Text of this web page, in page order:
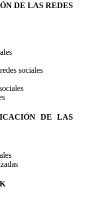
DE LAS REDES
sociales
DE LAS